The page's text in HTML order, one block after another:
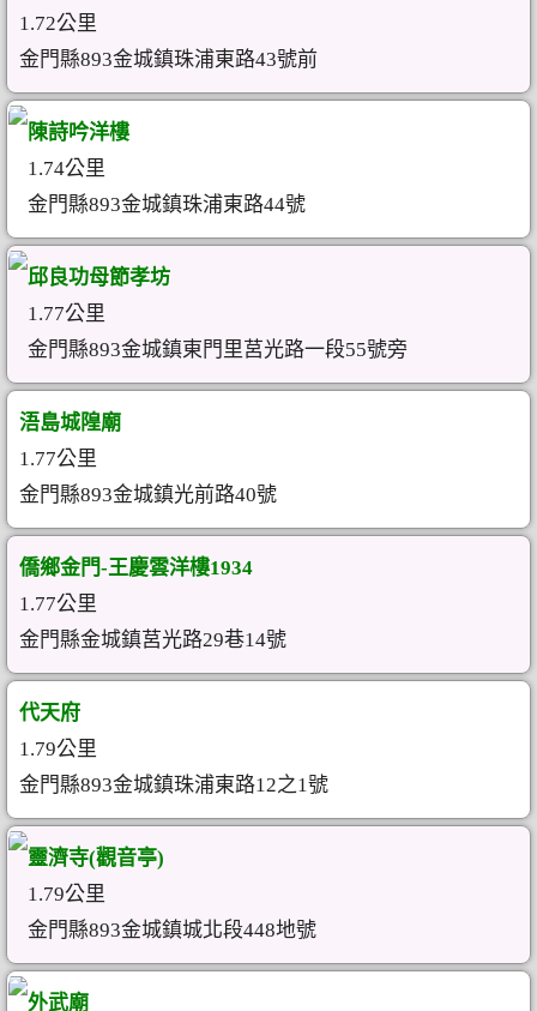
1.72公里
金門縣893金城鎮珠浦東路43號前
陳詩吟洋樓
1.74公里
金門縣893金城鎮珠浦東路44號
邱良功母節孝坊
1.77公里
金門縣893金城鎮東門里莒光路一段55號旁
浯島城隍廟
1.77公里
金門縣893金城鎮光前路40號
僑鄉金門-王慶雲洋樓1934
1.77公里
金門縣金城鎮莒光路29巷14號
代天府
1.79公里
金門縣893金城鎮珠浦東路12之1號
靈濟寺(觀音亭)
1.79公里
金門縣893金城鎮城北段448地號
外武廟